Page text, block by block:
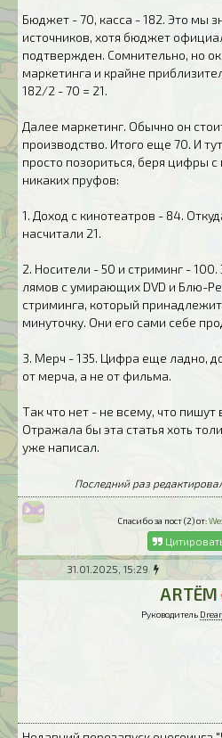
Бюджет - 70, касса - 182. Это мы
источников, хотя бюджет
подтвержден. Сомнительно, но
маркетинга и крайне
182/2 - 70 = 21.
Далее маркетинг. Обычно он
производство. Итого еще 70. И
просто позориться, беря цифры с
никаких пруфов:
1. Доход с кинотеатров - 84.
насчитали 21.
2. Носители - 50 и стриминг -
лямов с умирающих DVD и Блю-
стриминга, который
минуточку. Они его сами себе
3. Мерч - 135. Цифра еще ладно,
от мерча, а не от фильма.
Так что нет - не всему, что пишут
Отражала бы эта статья хоть
уже написал.
Последний раз
Спасибо за пост (2) от:
31.01.2025, 15:29
ARTЁM
Руководитель